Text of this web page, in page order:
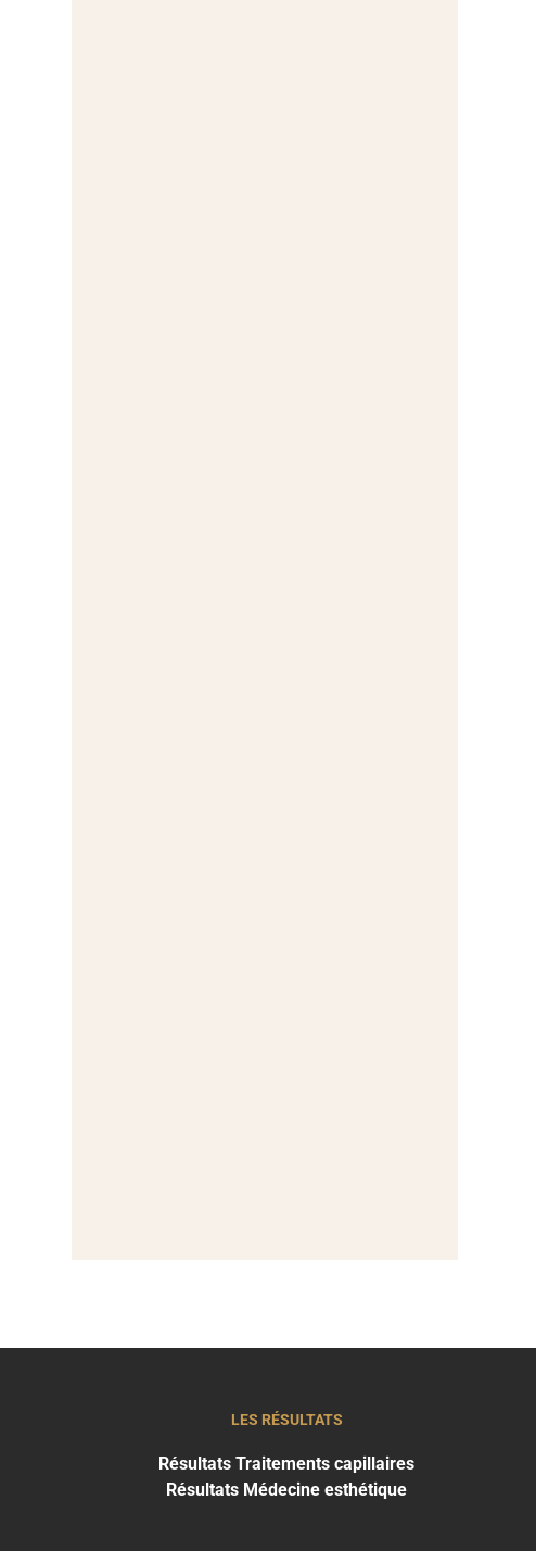
LES RÉSULTATS
Résultats Traitements capillaires
Résultats Médecine esthétique